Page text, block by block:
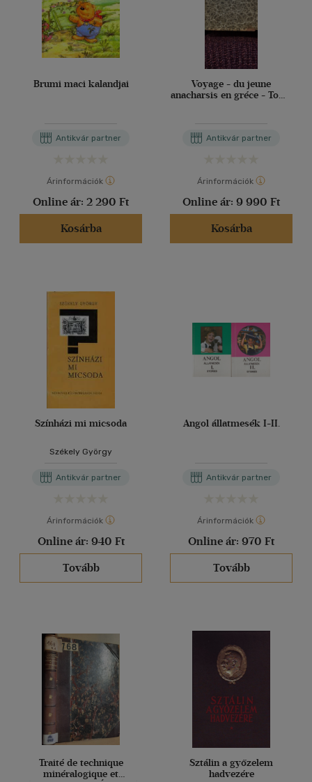
Brumi maci kalandjai
Antikvár partner
Árinformációk
Online ár: 2 290 Ft
Kosárba
Voyage - du jeune
anacharsis en gréce - Tome
TÖREDÉK!
Antikvár partner
Árinformációk
Online ár: 9 990 Ft
Kosárba
Színházi mi micsoda
Székely György
Antikvár partner
Árinformációk
Online ár: 940 Ft
Tovább
Angol állatmesék I-II.
Antikvár partner
Árinformációk
Online ár: 970 Ft
Tovább
Traité de technique
minéralogique et
Sztálin a győzelem
hadvezére